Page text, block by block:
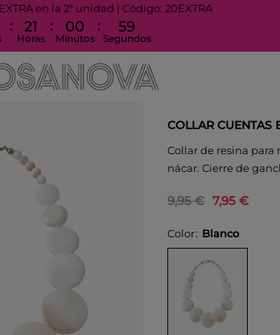
en la 2ª unidad | Código: 20EXTRA
: 21
Horas
: 00
Minutos
: 59
Segundos
COLLAR CUENTAS
Collar de resina
nácar. Cierre de
7,95 €
9,95 €
Color Blanco